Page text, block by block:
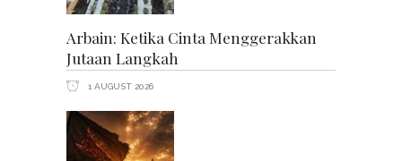
Arbain: Ketika Cinta Menggerakkan
Jutaan Langkah
1 AUGUST 2026